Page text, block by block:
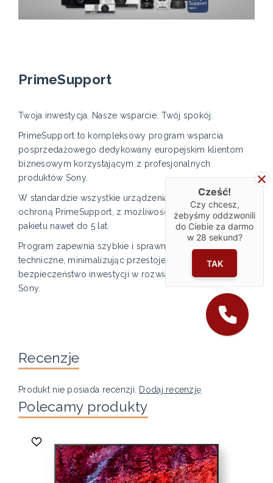
PrimeSupport
Twoja inwestycja. Nasze wsparcie. Twój spokój.
PrimeSupport to kompleksowy program wsparcia
posprzedażowego dedykowany europejskim klientom
biznesowym korzystającym z profesjonalnych
produktów Sony.
W standardzie wszystkie urządzenia objęte są 3-letnią
ochroną PrimeSupport, z możliwością rozszerzenia
pakietu nawet do 5 lat.
Program zapewnia szybkie i sprawne wsparcie
techniczne, minimalizując przestoje oraz zwiększając
bezpieczeństwo inwestycji w rozwiązania profesjonalne
Sony.
Recenzje
Produkt nie posiada recenzji. Dodaj recenzję
Polecamy produkty
Cześć!
Czy chcesz,
żebyśmy oddzwonili
do Ciebie za darmo
w 28 sekund?
TAK